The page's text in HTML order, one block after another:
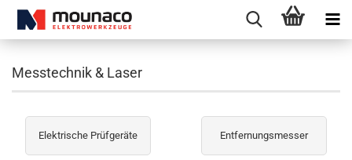
Messtechnik & Laser
Elektrische Prüfgeräte Entfernungsmesser